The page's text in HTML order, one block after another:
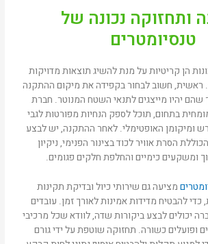
ותחזוקה נכונה של
טנסיומטרים
הן קריטיות על מנת להשיג תוצאות מדויקות
ראשית, חשוב לבחור בקפידה את מיקום ההתקנה
שהם יהיו מייצגים לתנאי השטח המנוטר. חברת
בתחום, תוכל לספק הנחיות מפורטות לגבי
ומיקומן האופטימלי. לאחר ההתקנה, יש לבצע
הסרת אוויר לכוד בצינור הפנימי, ניקיון
ומשקעים כימיים והחלפת חלקים פגומים.
מציעה גם שירותי כיול ובדיקת תקינות
להבטיח מדידות אמינות לאורך זמן. עובדים
יכולים לבצע ביקורות שדה, לוודא שכל מרכיבי
ופועלים כשורה. תחזוקה שוטפת על ידי גורם